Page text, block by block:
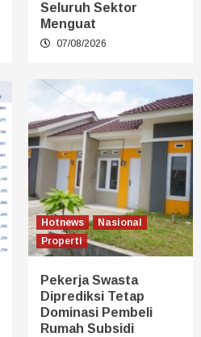
Seluruh Sektor
Menguat
07/08/2026
Hotnews
Nasional
Properti
Pekerja Swasta
Diprediksi Tetap
Dominasi Pembeli
Rumah Subsidi